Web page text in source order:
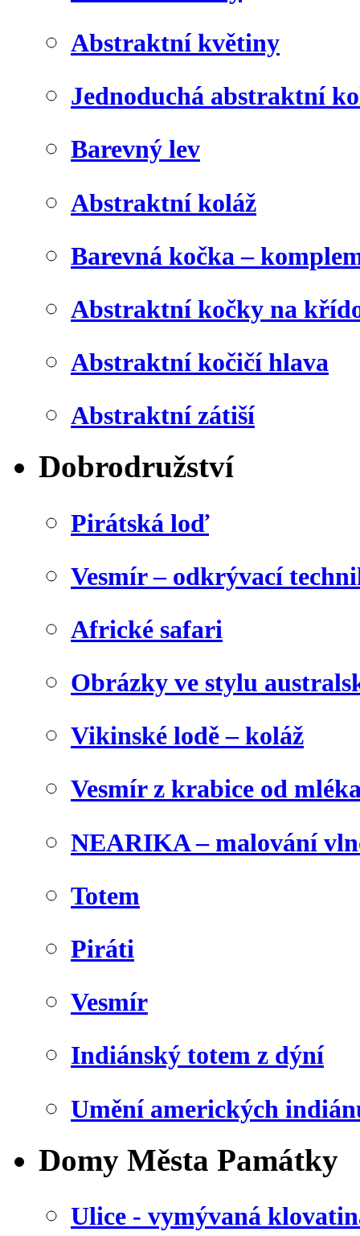
Abstraktní květiny
Jednoduchá abstraktní
Barevný lev
Abstraktní koláž
Barevná kočka –
Abstraktní kočky na
Abstraktní kočičí hlava
Abstraktní zátiší
Dobrodružství
Pirátská loď
Vesmír – odkrývací
Africké safari
Obrázky ve stylu
Vikinské lodě – koláž
Vesmír z krabice od
NEARIKA – malování
Totem
Piráti
Vesmír
Indiánský totem z dýní
Umění amerických
Domy Města Památky
Ulice - vymývaná